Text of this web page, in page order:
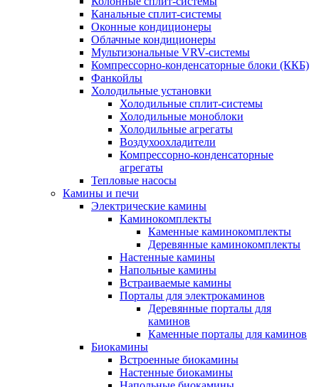
Канальные сплит-системы
Оконные кондиционеры
Облачные кондиционеры
Мультизональные VRV-системы
Компрессорно-конденсаторные блоки (ККБ)
Фанкойлы
Холодильные установки
Холодильные сплит-системы
Холодильные моноблоки
Холодильные агрегаты
Воздухоохладители
Компрессорно-конденсаторные
агрегаты
Тепловые насосы
Камины и печи
Электрические камины
Каминокомплекты
Каменные каминокомплекты
Деревянные каминокомплекты
Настенные камины
Напольные камины
Встраиваемые камины
Порталы для электрокаминов
Деревянные порталы для
каминов
Каменные порталы для каминов
Биокамины
Встроенные биокамины
Настенные биокамины